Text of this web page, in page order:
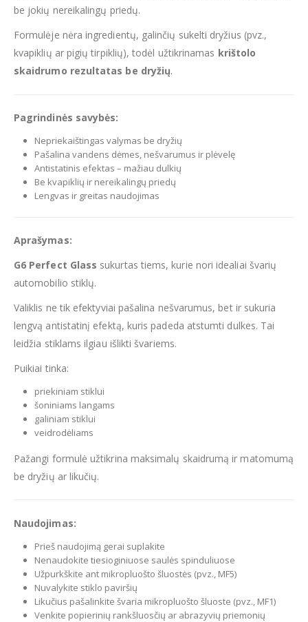
be jokių nereikalingų priedų.
Formulėje nėra ingredientų, galinčių sukelti dryžius (pvz.,
kvapiklių ar pigių tirpiklių), todėl užtikrinamas krištolo
skaidrumo rezultatas be dryžių.
Pagrindinės savybės:
Nepriekaištingas valymas be dryžių
Pašalina vandens dėmes, nešvarumus ir plėvelę
Antistatinis efektas – mažiau dulkių
Be kvapiklių ir nereikalingų priedų
Lengvas ir greitas naudojimas
Aprašymas:
G6 Perfect Glass sukurtas tiems, kurie nori idealiai švarių
automobilio stiklų.
Valiklis ne tik efektyviai pašalina nešvarumus, bet ir sukuria
lengvą antistatinį efektą, kuris padeda atstumti dulkes. Tai
leidžia stiklams ilgiau išlikti švariems.
Puikiai tinka:
priekiniam stiklui
šoniniams langams
galiniam stiklui
veidrodėliams
Pažangi formulė užtikrina maksimalų skaidrumą ir matomumą
be dryžių ar likučių.
Naudojimas:
Prieš naudojimą gerai suplakite
Nenaudokite tiesioginiuose saulės spinduliuose
Užpurkškite ant mikropluošto šluostės (pvz., MF5)
Nuvalykite stiklo paviršių
Likučius pašalinkite švaria mikropluošto šluoste (pvz., MF1)
Venkite popierinių rankšluosčių ar abrazyvių priemonių